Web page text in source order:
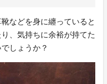
などを身に纏っていると
、気持ちに余裕が持てた
しょうか？